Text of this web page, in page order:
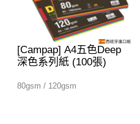
[Campap] A4五色Deep
深色系列紙 (100張)
80gsm / 120gsm